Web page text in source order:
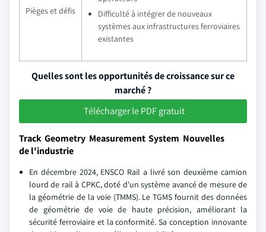
Pièges et défis
Difficulté à intégrer de nouveaux
systèmes aux infrastructures ferroviaires
existantes
Quelles sont les opportunités de croissance sur ce
marché ?
Télécharger le PDF gratuit
Track Geometry Measurement System Nouvelles
de l'industrie
En décembre 2024, ENSCO Rail a livré son deuxième camion
lourd de rail à CPKC, doté d'un système avancé de mesure de
la géométrie de la voie (TMMS). Le TGMS fournit des données
de géométrie de voie de haute précision, améliorant la
sécurité ferroviaire et la conformité. Sa conception innovante